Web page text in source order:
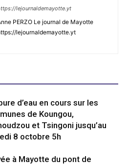
lejournaldemayotte.yt
PERZO Le journal de Mayotte
lejournaldemayotte.yt
d’eau en cours sur les
de Koungou,
et Tsingoni jusqu’au
8 octobre 5h
à Mayotte du pont de